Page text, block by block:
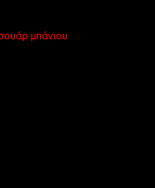
μπάνιου